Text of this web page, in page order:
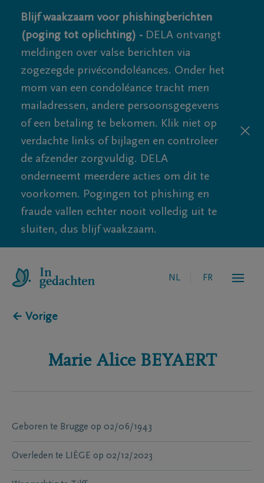
Blijf waakzaam voor phishingberichten
(poging tot oplichting) - DELA ontvangt
meldingen over valse berichten via
zogezegde privécondoléances. Onder het
mom van een condoléance tracht men
mailadressen, andere persoonsgegevens
of een betaling te bekomen. Klik niet op
verdachte links of bijlagen en controleer
de afzender zorgvuldig. DELA
onderneemt meerdere acties om dit te
voorkomen. Pogingen tot phishing en
fraude vallen echter nooit volledig uit te
sluiten, dus blijf waakzaam.
NL FR
← Vorige
Marie Alice BEYAERT
Geboren te Brugge op 02/06/1943
Overleden te LIÈGE op 02/12/2023